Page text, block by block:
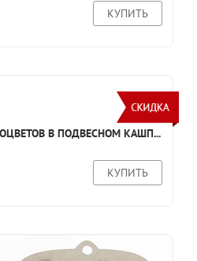
КУПИТЬ
В ПОДВЕСНОМ КАШП...
КУПИТЬ